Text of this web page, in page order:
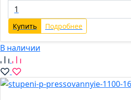
Купить Подробнее
В наличии